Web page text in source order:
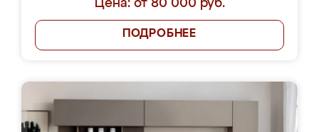
Цена: от 80 000 руб.
ПОДРОБНЕЕ